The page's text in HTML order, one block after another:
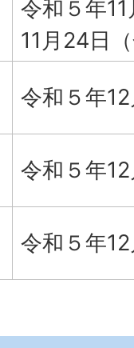
令和５年
11月24日
令和５年
令和５年
令和５年